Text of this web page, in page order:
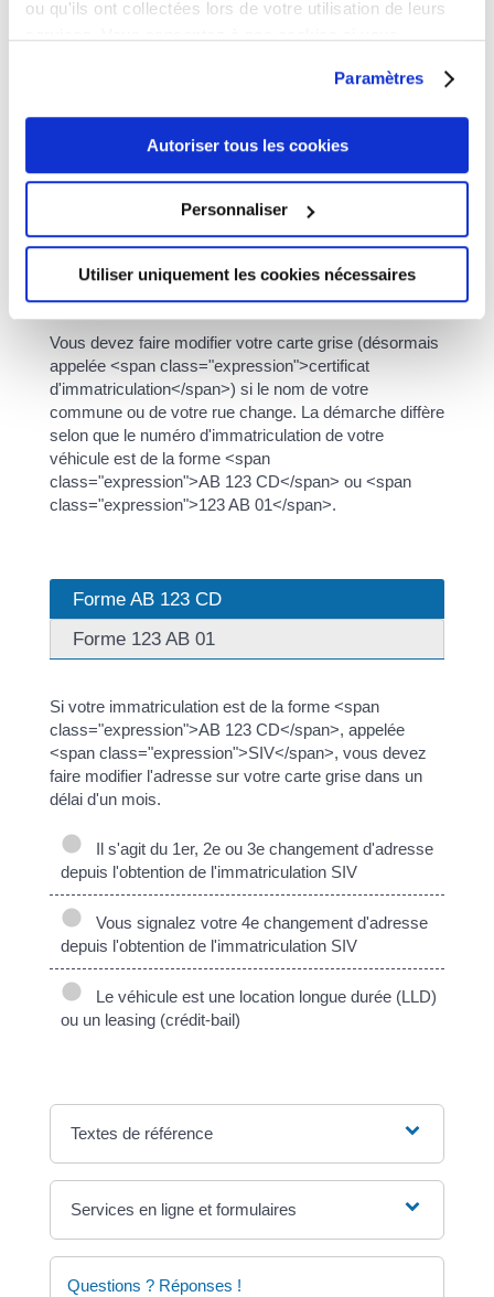
ou qu'ils ont collectées lors de votre utilisation de leurs
Paramètres
Autoriser tous les cookies
Personnaliser
Utiliser uniquement les cookies nécessaires
modifier la carte grise si ma ville ou ma rue change
de nom ?
Question-réponse
Comment faire modifier la
carte grise si ma ville ou ma
rue change de nom ?
Vérifié le 01/01/2021 - Direction de l'information légale et
administrative (Première ministre)
Vous devez faire modifier votre carte grise (désormais
appelée <span class="expression">certificat
d'immatriculation</span>) si le nom de votre
commune ou de votre rue change. La démarche diffère
selon que le numéro d'immatriculation de votre
véhicule est de la forme <span
class="expression">AB 123 CD</span> ou <span
class="expression">123 AB 01</span>.
Forme AB 123 CD
Forme 123 AB 01
Si votre immatriculation est de la forme <span
class="expression">AB 123 CD</span>, appelée
<span class="expression">SIV</span>, vous devez
faire modifier l'adresse sur votre carte grise dans un
délai d'un mois.
Il s'agit du 1er, 2e ou 3e changement d'adresse
depuis l'obtention de l'immatriculation SIV
Vous signalez votre 4e changement d'adresse
depuis l'obtention de l'immatriculation SIV
Le véhicule est une location longue durée (LLD)
ou un leasing (crédit-bail)
Textes de référence
Services en ligne et formulaires
Questions ? Réponses !